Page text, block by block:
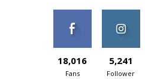
18,016
Fans
5,241
Follower